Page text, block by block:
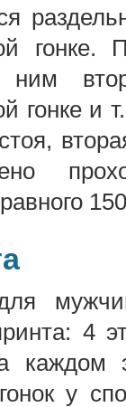
ним
гонке и
4
каждом
у